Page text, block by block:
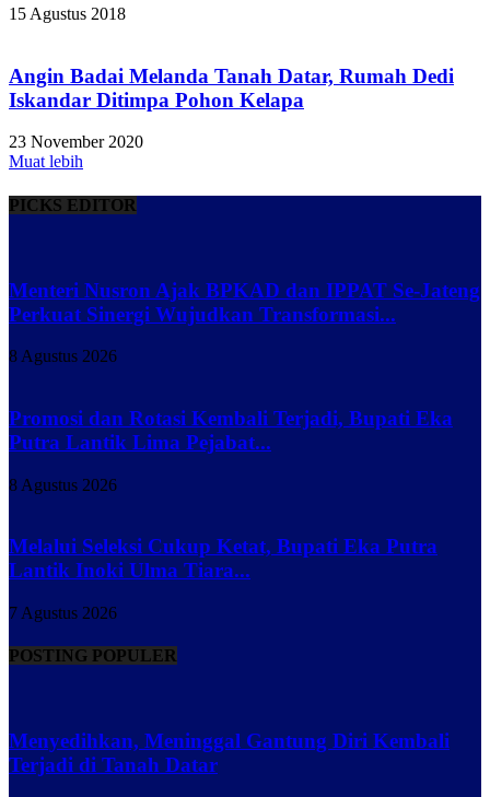
15 Agustus 2018
Angin Badai Melanda Tanah Datar, Rumah Dedi
Iskandar Ditimpa Pohon Kelapa
23 November 2020
Muat lebih
PICKS EDITOR
Menteri Nusron Ajak BPKAD dan IPPAT Se-Jateng
Perkuat Sinergi Wujudkan Transformasi...
8 Agustus 2026
Promosi dan Rotasi Kembali Terjadi, Bupati Eka
Putra Lantik Lima Pejabat...
8 Agustus 2026
Melalui Seleksi Cukup Ketat, Bupati Eka Putra
Lantik Inoki Ulma Tiara...
7 Agustus 2026
POSTING POPULER
Menyedihkan, Meninggal Gantung Diri Kembali
Terjadi di Tanah Datar